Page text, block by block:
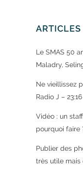
ARTICLES
Le SMAS 50
Maladry,
Ne vieillissez
Radio J – 23:16
Vidéo : un
pourquoi faire
Publier des
très utile mais